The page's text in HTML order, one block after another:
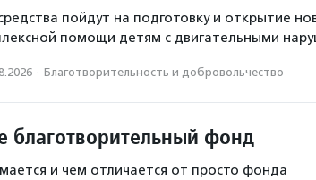
пойдут на подготовку и открытие
помощи детям с двигательными
· Благотвори­тель­ность и доброволь­чест­во
благотворительный фонд
и чем отличается от просто фонда